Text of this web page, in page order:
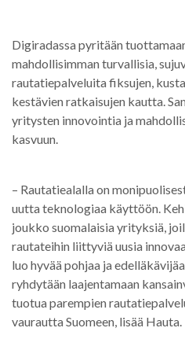
Digiradassa pyritään
mahdollisimman turvallisia,
rautatiepalveluita fiksujen,
kestävien ratkaisujen kautta.
yritysten innovointia ja
kasvuun.
– Rautatiealalla on
uutta teknologiaa käyttöön.
joukko suomalaisia yrityksiä,
rautateihin liittyviä uusia
luo hyvää pohjaa ja
ryhdytään laajentamaan
tuotua parempien
vaurautta Suomeen, lisää Hauta.